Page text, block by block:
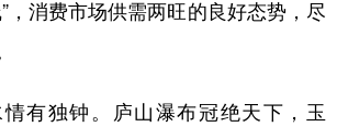
，消费市场供需两旺的良好态势，尽
独钟。庐山瀑布冠绝天下，玉